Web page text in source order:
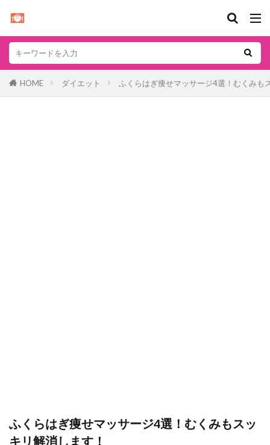
HOME ダイエット ふくらはぎ痩せマッサージ4選！むくみも
ふくらはぎ痩せマッサージ4選！むくみもスッ
キリ解消します！